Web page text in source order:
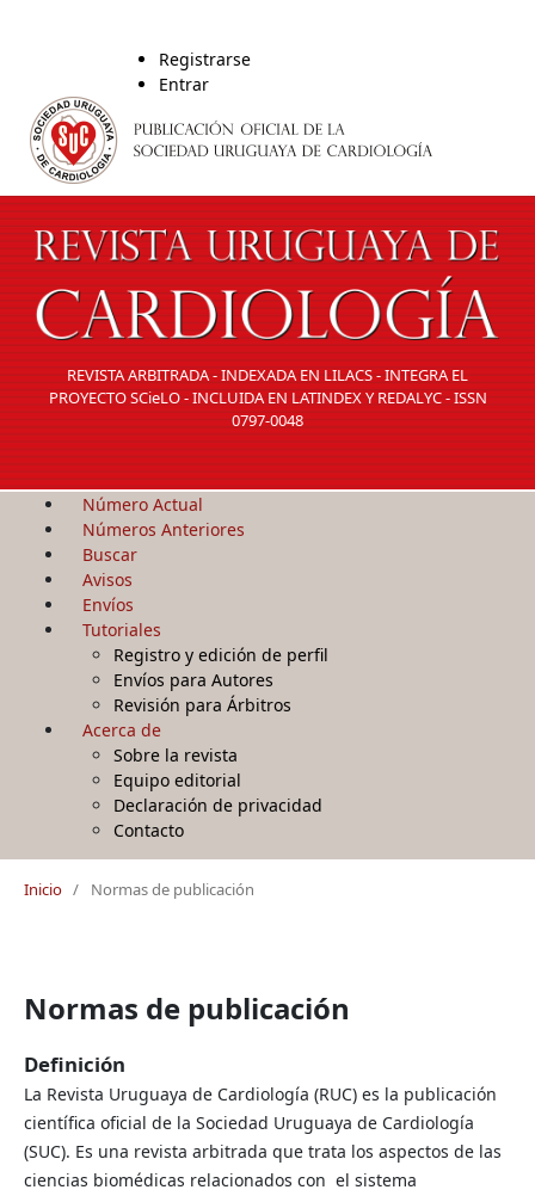
Registrarse
Entrar
REVISTA ARBITRADA - INDEXADA EN LILACS - INTEGRA EL
PROYECTO SCieLO - INCLUIDA EN LATINDEX Y REDALYC - ISSN
0797-0048
Número Actual
Números Anteriores
Buscar
Avisos
Envíos
Tutoriales
Registro y edición de perfil
Envíos para Autores
Revisión para Árbitros
Acerca de
Sobre la revista
Equipo editorial
Declaración de privacidad
Contacto
Inicio / Normas de publicación
Normas de publicación
Definición
La Revista Uruguaya de Cardiología (RUC) es la publicación
científica oficial de la Sociedad Uruguaya de Cardiología
(SUC). Es una revista arbitrada que trata los aspectos de las
ciencias biomédicas relacionados con el sistema